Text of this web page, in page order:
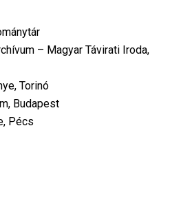
– Magyar Távirati Iroda,
Torinó
Budapest
Pécs